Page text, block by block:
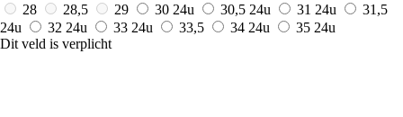
28
28,5 29 30 24u 30,5 24u 31 24u
31,5
24u
32 24u 33 24u 33,5 34 24u 35 24u
Dit veld is verplicht